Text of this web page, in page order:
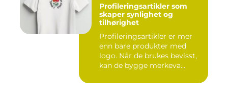
Profileringsartikler som
skaper synlighet og
tilhørighet
Profileringsartikler er mer
enn bare produkter med
logo. Når de brukes bevisst,
kan de bygge merkeva...